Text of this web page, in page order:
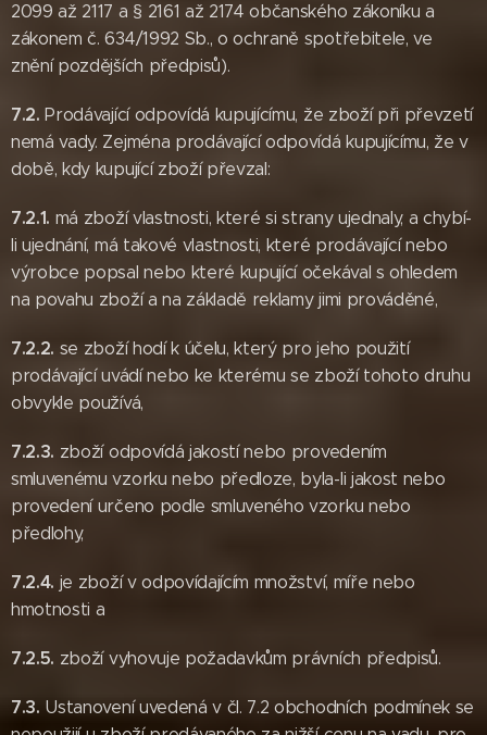
2099 až 2117 a § 2161 až 2174 občanského zákoníku a
zákonem č. 634/1992 Sb., o ochraně spotřebitele, ve
znění pozdějších předpisů).
7.2.Prodávající odpovídá kupujícímu, že zboží při převzetí
nemá vady. Zejména prodávající odpovídá kupujícímu, že v
době, kdy kupující zboží převzal:
7.2.1. má zboží vlastnosti, které si strany ujednaly, a chybí-
li ujednání, má takové vlastnosti, které prodávající nebo
výrobce popsal nebo které kupující očekával s ohledem
na povahu zboží a na základě reklamy jimi prováděné,
7.2.2. se zboží hodí k účelu, který pro jeho použití
prodávající uvádí nebo ke kterému se zboží tohoto druhu
obvykle používá,
7.2.3. zboží odpovídá jakostí nebo provedením
smluvenému vzorku nebo předloze, byla-li jakost nebo
provedení určeno podle smluveného vzorku nebo
předlohy,
7.2.4. je zboží v odpovídajícím množství, míře nebo
hmotnosti a
7.2.5. zboží vyhovuje požadavkům právních předpisů.
7.3. Ustanovení uvedená v čl. 7.2 obchodních podmínek se